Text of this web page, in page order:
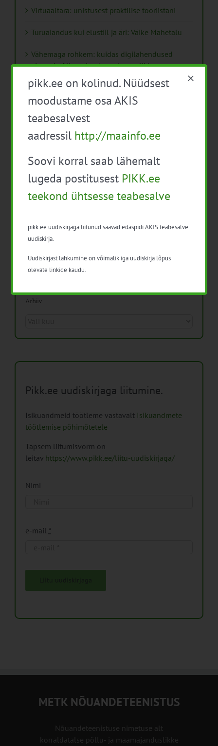
Virtuaaltara: unistusest praktilise tööriistani
Turuaiandus kui elustiil ja äri: Väike Mahetalu
Vähemaga rohkem: kuidas digilahendused
aitavad põllumajanduses kasumlikkust
kasvatada
Kips, kiud või struktuurlubi – Soomes avaldati
Käsiraamat „Erksad võrgustikud“ innovatsiooni
ESEE 2025 esitas pilgu “hea põllumehe”
kuvandile ja nõustaja rollile
Isikukaitsevahendid ja ohutusnõuded
Mida näitavad toiduohutuse seirearuanded
Arhiiv
Pikk.ee uudiskirjaga liitumine.
Isikuandmeid töötleme vastavalt Isikuandmete
töötlemise põhimõtetele
Täpsem liitumisvorm on
leitav https://www.pikk.ee/liitu-uudiskirjaga/
Nimi
e-mail *
METK NÕUANDETEENISTUS
Nõuandeteenistuse nimetuse alt
korraldatalse põllu- ja maamajanduslikke
pikk.ee on kolinud. Nüüdsest
moodustame osa AKIS
teabesalvest
aadressil http://maainfo.ee
Soovi korral saab lähemalt
lugeda postitusest PIKK.ee
teekond ühtsesse teabesalve
pikk.ee uudiskirjaga liitunud saavad edaspidi AKIS teabesalve
uudiskirja.
Uudiskirjast lahkumine on võimalik iga uudiskirja lõpus
olevate linkide kaudu.